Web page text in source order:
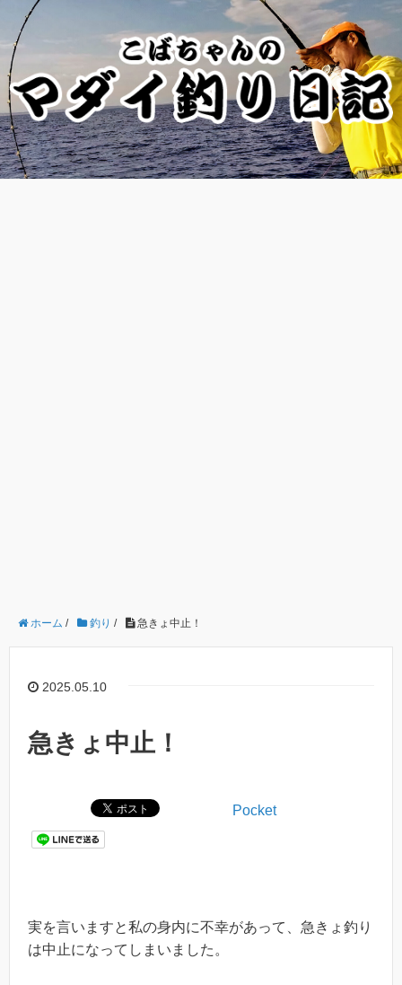
ホーム / 釣り / 急きょ中止！
2025.05.10
急きょ中止！
Pocket
実を言いますと私の身内に不幸があって、急きょ釣り
は中止になってしまいました。